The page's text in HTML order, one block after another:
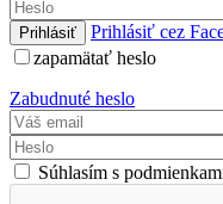
Prihlásiť cez
zapamätať heslo
Zabudnuté heslo
Súhlasím s